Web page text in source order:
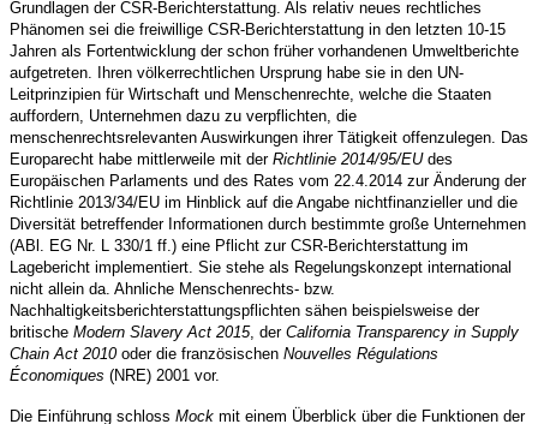
Grundlagen der CSR-Berichterstattung. Als relativ neues rechtliches
Phänomen sei die freiwillige CSR-Berichterstattung in den letzten 10-15
Jahren als Fortentwicklung der schon früher vorhandenen Umweltberichte
aufgetreten. Ihren völkerrechtlichen Ursprung habe sie in den UN-
Leitprinzipien für Wirtschaft und Menschenrechte, welche die Staaten
auffordern, Unternehmen dazu zu verpflichten, die
menschenrechtsrelevanten Auswirkungen ihrer Tätigkeit offenzulegen. Das
Europarecht habe mittlerweile mit der Richtlinie 2014/95/EUdes
Europäischen Parlaments und des Rates vom 22.4.2014 zur Änderung der
Richtlinie 2013/34/EU im Hinblick auf die Angabe nichtfinanzieller und die
Diversität betreffender Informationen durch bestimmte große Unternehmen
(ABl. EG Nr. L 330/1 ff.) eine Pflicht zur CSR-Berichterstattung im
Lagebericht implementiert. Sie stehe als Regelungskonzept international
nicht allein da. Ahnliche Menschenrechts- bzw.
Nachhaltigkeitsberichterstattungspflichten sähen beispielsweise der
britische Modern Slavery Act 2015, der California Transparency in Supply
Chain Act 2010oder die französischen Nouvelles Régulations
Économiques (NRE) 2001 vor.
Die Einführung schloss Mock mit einem Überblick über die Funktionen der